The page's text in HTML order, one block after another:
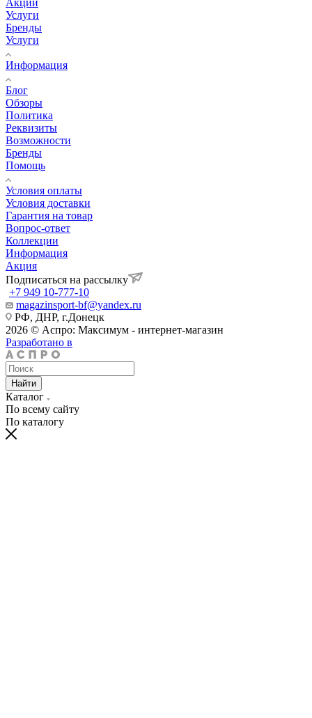
Услуги
Бренды
Услуги
Информация
Блог
Обзоры
Политика
Реквизиты
Возможности
Бренды
Помощь
Условия оплаты
Условия доставки
Гарантия на товар
Вопрос-ответ
Коллекции
Информация
Акция
Подписаться на рассылку
+7 949 10-777-10
magazinsport-bf@yandex.ru
РФ, ДНР, г.Донецк
2026 © Аспро: Максимум - интернет-магазин
Разработано в
Найти
Каталог
По всему сайту
По каталогу